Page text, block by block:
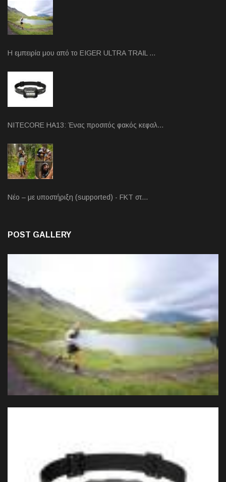
Η εμπειρία μου από το EIGER ULTRA TRAIL …
NITECORE HA13: Ένας προσιτός φακός κεφαλ…
Νέο – με υποστήριξη (supported) - FKT στ…
POST GALLERY